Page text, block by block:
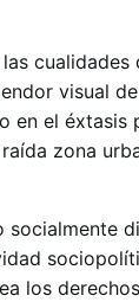
cualidades
visual
en el éxtasis
zona
los